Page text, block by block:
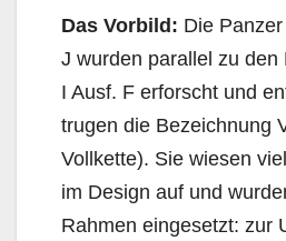
Das Vorbild: Die
J wurden parallel zu den
I Ausf. F erforscht und
trugen die Bezeichnung
Vollkette). Sie wiesen
im Design auf und
Rahmen eingesetzt: zur